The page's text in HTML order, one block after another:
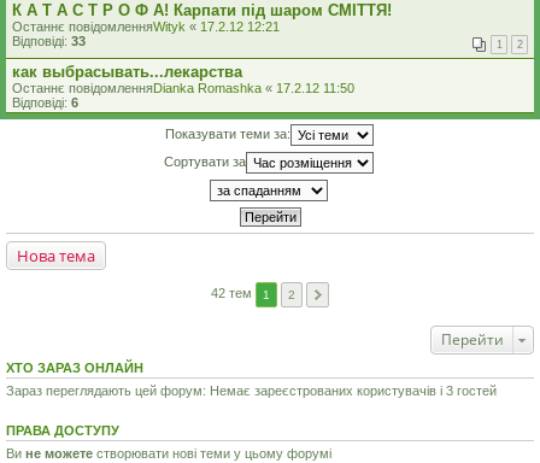
К А Т А С Т Р О Ф А! Карпати під шаром СМІТТЯ!
Останнє повідомленняWityk « 17.2.12 12:21
Відповіді: 33 1 2
как выбрасывать...лекарства
Останнє повідомленняDianka Romashka « 17.2.12 11:50
Відповіді: 6
Показувати теми за:
Сортувати за
Нова тема
42 тем 1 2
Перейти
ХТО ЗАРАЗ ОНЛАЙН
Зараз переглядають цей форум: Немає зареєстрованих користувачів і 3 гостей
ПРАВА ДОСТУПУ
Ви не можете створювати нові теми у цьому форумі